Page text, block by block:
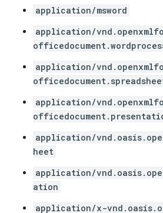
application/msword
application/
application/
application/
application/
heet
application/
ation
application/x-